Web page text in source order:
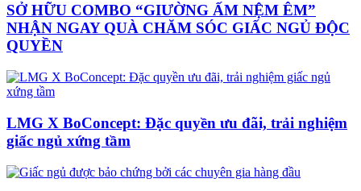
SỞ HỮU COMBO “GIƯỜNG ẤM NỆM ÊM”
NHẬN NGAY QUÀ CHĂM SÓC GIẤC NGỦ ĐỘC
QUYỀN
LMG X BoConcept: Đặc quyền ưu đãi, trải nghiệm
giấc ngủ xứng tầm